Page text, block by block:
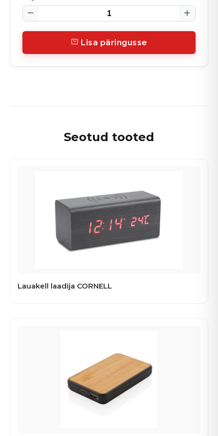
Lisa päringusse
Seotud tooted
Lauakell laadija CORNELL